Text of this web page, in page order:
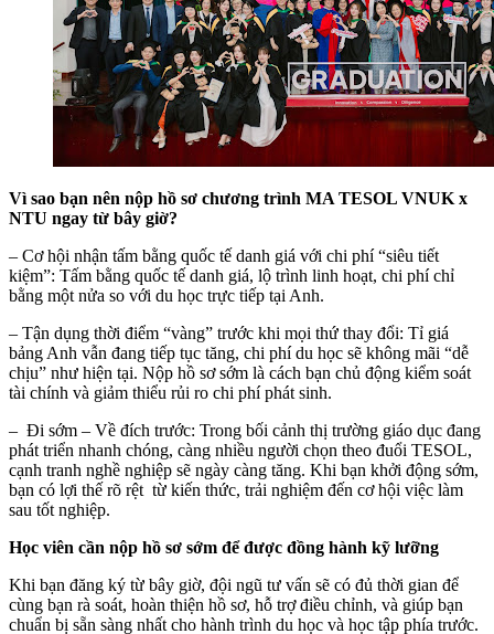
Vì sao bạn nên nộp hồ sơ chương trình MA TESOL VNUK x
NTU ngay từ bây giờ?
– Cơ hội nhận tấm bằng quốc tế danh giá với chi phí “siêu tiết
kiệm”: Tấm bằng quốc tế danh giá, lộ trình linh hoạt, chi phí chỉ
bằng một nửa so với du học trực tiếp tại Anh.
– Tận dụng thời điểm “vàng” trước khi mọi thứ thay đổi: Tỉ giá
bảng Anh vẫn đang tiếp tục tăng, chi phí du học sẽ không mãi “dễ
chịu” như hiện tại. Nộp hồ sơ sớm là cách bạn chủ động kiểm soát
tài chính và giảm thiểu rủi ro chi phí phát sinh.
– Đi sớm – Về đích trước: Trong bối cảnh thị trường giáo dục đang
phát triển nhanh chóng, càng nhiều người chọn theo đuổi TESOL,
cạnh tranh nghề nghiệp sẽ ngày càng tăng. Khi bạn khởi động sớm,
bạn có lợi thế rõ rệt từ kiến thức, trải nghiệm đến cơ hội việc làm
sau tốt nghiệp.
Học viên cần nộp hồ sơ sớm để được đồng hành kỹ lưỡng
Khi bạn đăng ký từ bây giờ, đội ngũ tư vấn sẽ có đủ thời gian để
cùng bạn rà soát, hoàn thiện hồ sơ, hỗ trợ điều chỉnh, và giúp bạn
chuẩn bị sẵn sàng nhất cho hành trình du học và học tập phía trước.